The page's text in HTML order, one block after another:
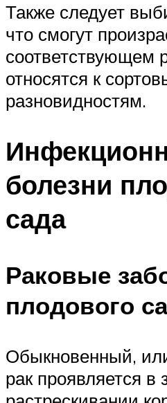
Также следует
что смогут
соответствующем
относятся к
разновидностям.
болезни
сада
Раковые
плодового
Обыкновенный,
рак проявляется в